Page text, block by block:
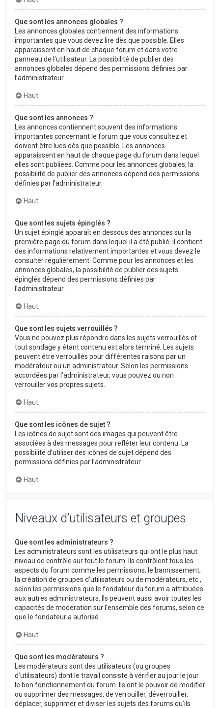
Que sont les annonces globales ?
Les annonces globales contiennent des informations
importantes que vous devez lire dès que possible. Elles
apparaissent en haut de chaque forum et dans votre
panneau de l’utilisateur. La possibilité de publier des
annonces globales dépend des permissions définies par
l’administrateur.
Haut
Que sont les annonces ?
Les annonces contiennent souvent des informations
importantes concernant le forum que vous consultez et
doivent être lues dès que possible. Les annonces
apparaissent en haut de chaque page du forum dans lequel
elles sont publiées. Comme pour les annonces globales, la
possibilité de publier des annonces dépend des permissions
définies par l’administrateur.
Haut
Que sont les sujets épinglés ?
Un sujet épinglé apparaît en dessous des annonces sur la
première page du forum dans lequel il a été publié. il contient
des informations relativement importantes et vous devez le
consulter régulièrement. Comme pour les annonces et les
annonces globales, la possibilité de publier des sujets
épinglés dépend des permissions définies par
l’administrateur.
Haut
Que sont les sujets verrouillés ?
Vous ne pouvez plus répondre dans les sujets verrouillés et
tout sondage y étant contenu est alors terminé. Les sujets
peuvent être verrouillés pour différentes raisons par un
modérateur ou un administrateur. Selon les permissions
accordées par l’administrateur, vous pouvez ou non
verrouiller vos propres sujets.
Haut
Que sont les icônes de sujet ?
Les icônes de sujet sont des images qui peuvent être
associées à des messages pour refléter leur contenu. La
possibilité d’utiliser des icônes de sujet dépend des
permissions définies par l’administrateur.
Haut
Niveaux d’utilisateurs et groupes
Que sont les administrateurs ?
Les administrateurs sont les utilisateurs qui ont le plus haut
niveau de contrôle sur tout le forum. Ils contrôlent tous les
aspects du forum comme les permissions, le bannissement,
la création de groupes d’utilisateurs ou de modérateurs, etc.,
selon les permissions que le fondateur du forum a attribuées
aux autres administrateurs. Ils peuvent aussi avoir toutes les
capacités de modération sur l’ensemble des forums, selon ce
que le fondateur a autorisé.
Haut
Que sont les modérateurs ?
Les modérateurs sont des utilisateurs (ou groupes
d’utilisateurs) dont le travail consiste à vérifier au jour le jour
le bon fonctionnement du forum. Ils ont le pouvoir de modifier
ou supprimer des messages, de verrouiller, déverrouiller,
déplacer, supprimer et diviser les sujets des forums qu’ils